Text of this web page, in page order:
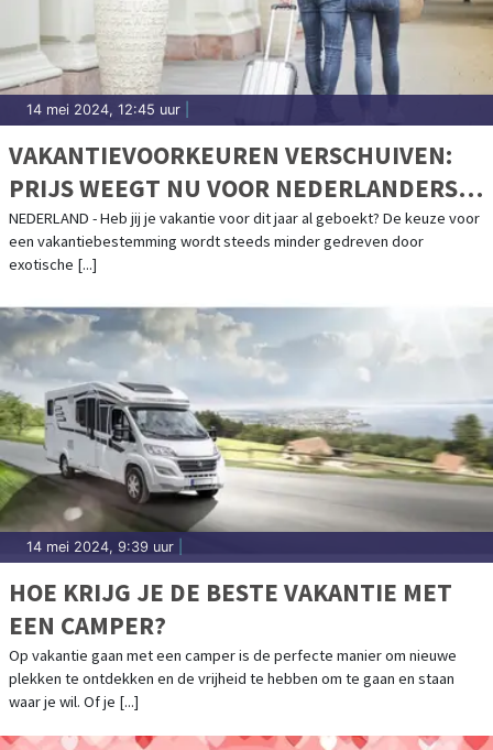
14 mei 2024, 12:45 uur
VAKANTIEVOORKEUREN VERSCHUIVEN:
PRIJS WEEGT NU VOOR NEDERLANDERS
ZWAARDER DAN BESTEMMING
NEDERLAND - Heb jij je vakantie voor dit jaar al geboekt? De keuze voor
een vakantiebestemming wordt steeds minder gedreven door
exotische [...]
14 mei 2024, 9:39 uur
HOE KRIJG JE DE BESTE VAKANTIE MET
EEN CAMPER?
Op vakantie gaan met een camper is de perfecte manier om nieuwe
plekken te ontdekken en de vrijheid te hebben om te gaan en staan
waar je wil. Of je [...]